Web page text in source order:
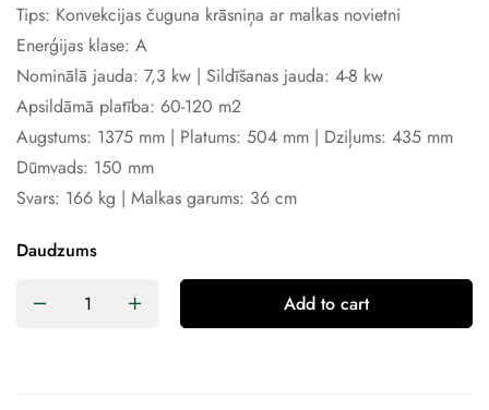
Tips: Konvekcijas čuguna krāsniņa ar malkas novietni
Enerģijas klase: A
Nominālā jauda: 7,3 kw | Sildīšanas jauda: 4-8 kw
Apsildāmā platība: 60-120 m2
Augstums: 1375 mm | Platums: 504 mm | Dziļums: 435 mm
Dūmvads: 150 mm
Svars: 166 kg | Malkas garums: 36 cm
Daudzums
Add to cart